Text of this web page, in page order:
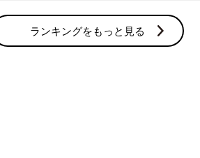
ランキングをもっと見る